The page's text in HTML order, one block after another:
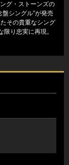
グ・ストーンズの
シングル”が発売
その貴重なシング
り忠実に再現。